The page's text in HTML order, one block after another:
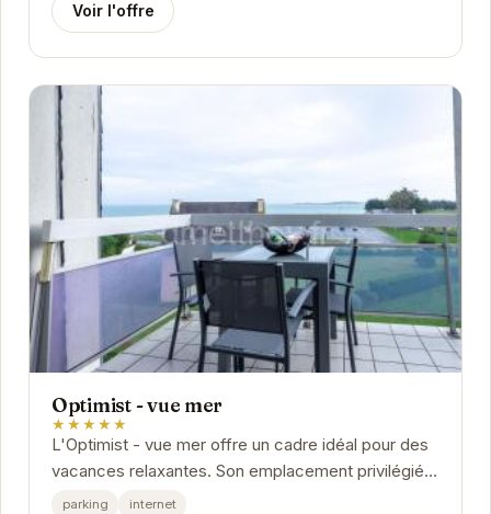
Voir l'offre
Optimist - vue mer
★★★★★
L'Optimist - vue mer offre un cadre idéal pour des
vacances relaxantes. Son emplacement privilégié à
Saint-Cast-le-Guildo permet un accès facile...
parking internet